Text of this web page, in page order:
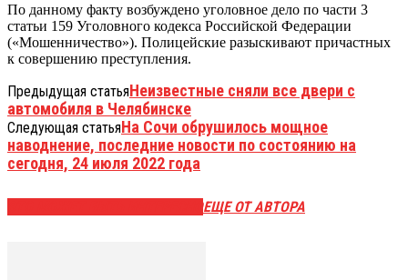
По данному факту возбуждено уголовное дело по части 3
статьи 159 Уголовного кодекса Российской Федерации
(«Мошенничество»). Полицейские разыскивают причастных
к совершению преступления.
Предыдущая статьяНеизвестные сняли все двери с
автомобиля в Челябинске
Следующая статьяНа Сочи обрушилось мощное
наводнение, последние новости по состоянию на
сегодня, 24 июля 2022 года
ЕЩЕ ОТ АВТОРА